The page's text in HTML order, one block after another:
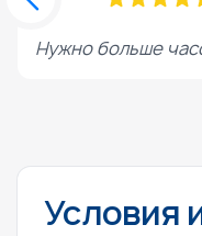
Нужно больше
Условия